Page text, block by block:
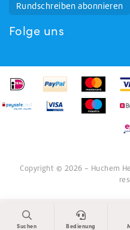
Suchen Bedienung
Rundschreiben abonnieren
Folge uns
Copyright © 2026 - Huchem